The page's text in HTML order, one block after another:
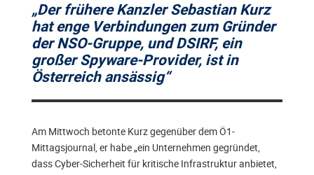
„Der frühere Kanzler Sebastian Kurz
hat enge Verbindungen zum Gründer
der NSO-Gruppe, und DSIRF, ein
großer Spyware-Provider, ist in
Österreich ansässig“
Am Mittwoch betonte Kurz gegenüber dem Ö1-
Mittagsjournal, er habe „ein Unternehmen gegründet,
dass Cyber-Sicherheit für kritische Infrastruktur anbietet,